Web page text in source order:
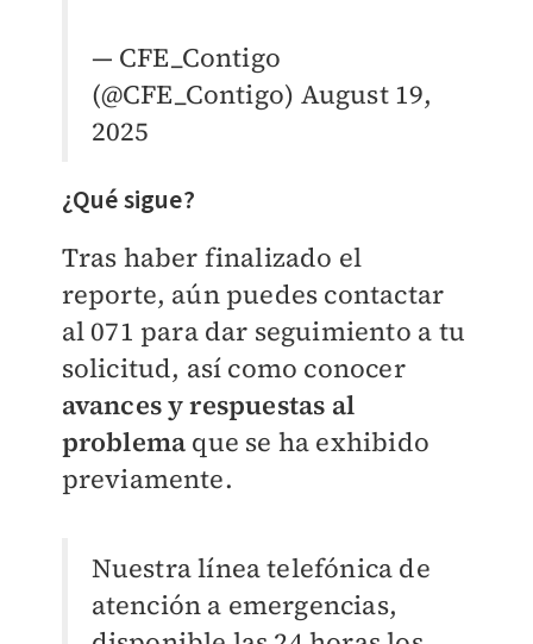
— CFE_Contigo
(@CFE_Contigo) August 19,
2025
¿Qué sigue?
Tras haber finalizado el
reporte, aún puedes contactar
al 071 para dar seguimiento a tu
solicitud, así como conocer
avances y respuestas al
problema que se ha exhibido
previamente.
Nuestra línea telefónica de
atención a emergencias,